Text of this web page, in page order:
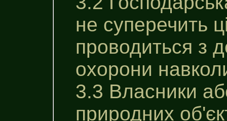
не суперечить
проводиться з
охорони
3.3 Власники
природних